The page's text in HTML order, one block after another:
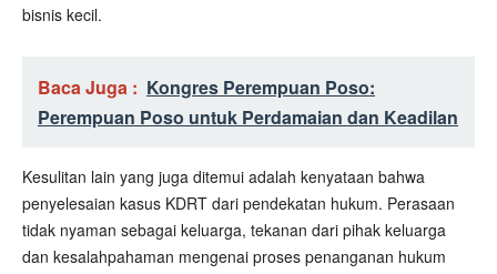
bisnis kecil.
Baca Juga : Kongres Perempuan Poso:
Perempuan Poso untuk Perdamaian dan Keadilan
Kesulitan lain yang juga ditemui adalah kenyataan bahwa
penyelesaian kasus KDRT dari pendekatan hukum. Perasaan
tidak nyaman sebagai keluarga, tekanan dari pihak keluarga
dan kesalahpahaman mengenai proses penanganan hukum